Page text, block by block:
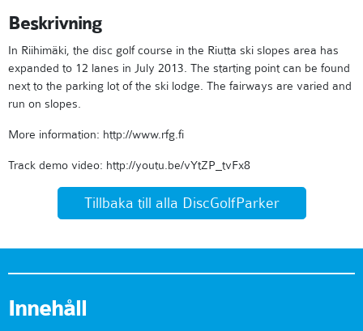
Beskrivning
In Riihimäki, the disc golf course in the Riutta ski slopes area has
expanded to 12 lanes in July 2013. The starting point can be found
next to the parking lot of the ski lodge. The fairways are varied and
run on slopes.
More information: http://www.rfg.fi
Track demo video: http://youtu.be/vYtZP_tvFx8
Tillbaka till alla DiscGolfParker
Innehåll